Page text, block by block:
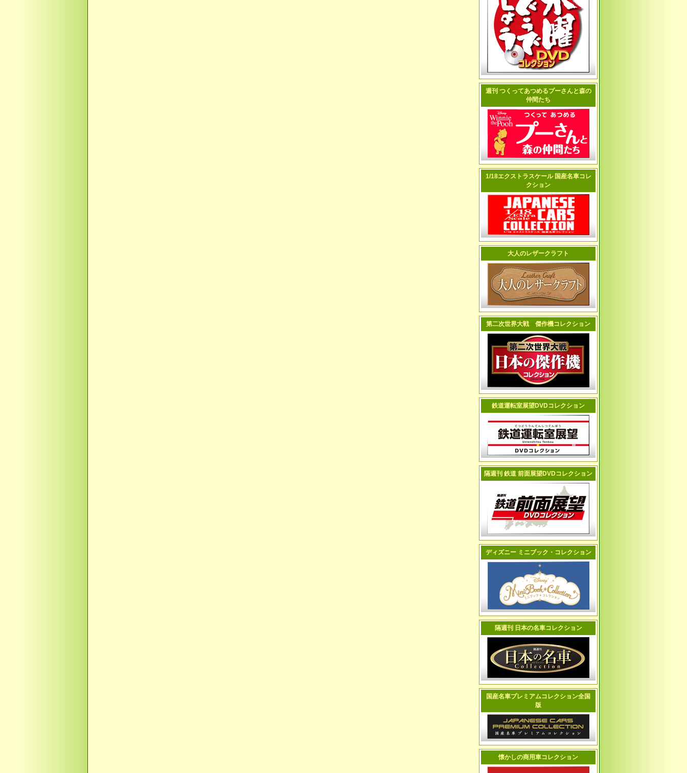
週刊 つくってあつめるプーさんと森の
仲間たち
1/18エクストラスケール 国産名車コレ
クション
大人のレザークラフト
第二次世界大戦 傑作機コレクション
鉄道運転室展望DVDコレクション
隔週刊 鉄道 前面展望DVDコレクション
ディズニー ミニブック・コレクション
隔週刊 日本の名車コレクション
国産名車プレミアムコレクション全国
版
懐かしの商用車コレクション